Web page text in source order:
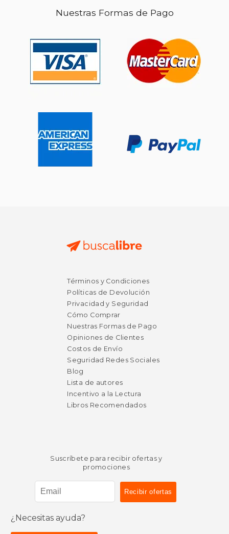
$ 22.94
$ 41.39
$ 35.18
15%
dcto.
15%
Nuestras Formas de Pago
Términos y Condiciones
Políticas de Devolución
Privacidad y Seguridad
Cómo Comprar
Nuestras Formas de Pago
Opiniones de Clientes
Costos de Envío
Seguridad Redes Sociales
Blog
Lista de autores
Incentivo a la Lectura
Libros Recomendados
Suscríbete para recibir ofertas y
promociones
¿Necesitas ayuda?